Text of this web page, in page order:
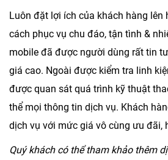
Luôn đặt lợi ích của khách hàng lên
cách phục vụ chu đáo, tận tình &
mobile đã được người dùng rất tin
giá cao. Ngoài được kiểm tra linh
được quan sát quá trình kỹ thuật
thể mọi thông tin dịch vụ. Khách
dịch vụ với mức giá vô cùng ưu đãi,
Quý khách có thể tham khảo thêm